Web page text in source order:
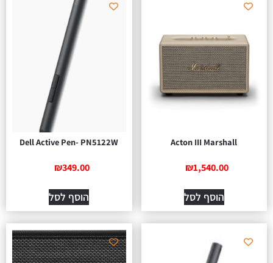
Acton III Marshall
₪1,540.00
הוסף לסל
Dell Active Pen- PN5122W
₪349.00
הוסף לסל